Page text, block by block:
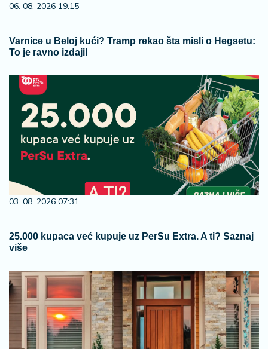
06. 08. 2026 19:15
Varnice u Beloj kući? Tramp rekao šta misli o Hegsetu:
To je ravno izdaji!
03. 08. 2026 07:31
25.000 kupaca već kupuje uz PerSu Extra. A ti? Saznaj
više